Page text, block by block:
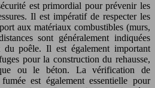
est primordial pour prévenir les
Il est impératif de respecter les
aux matériaux combustibles (murs,
sont généralement indiquées
poêle. Il est également important
pour la construction du rehausse,
ou le béton. La vérification de
est également essentielle pour